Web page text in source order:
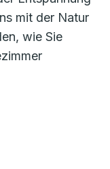
mit der Natur
wie Sie